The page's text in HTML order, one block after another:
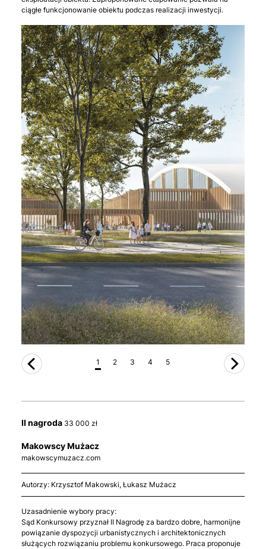
1 2 3 4 5
ciągłe funkcjonowanie obiektu podczas realizacji inwestycji.
II nagroda 33 000 zł
Makowscy Mużacz
makowscymuzacz.com
Autorzy: Krzysztof Makowski, Łukasz Mużacz
Uzasadnienie wybory pracy:
Sąd Konkursowy przyznał II Nagrodę za bardzo dobre, harmonijne
powiązanie dyspozycji urbanistycznych i architektonicznych
służących rozwiązaniu problemu konkursowego. Praca proponuje